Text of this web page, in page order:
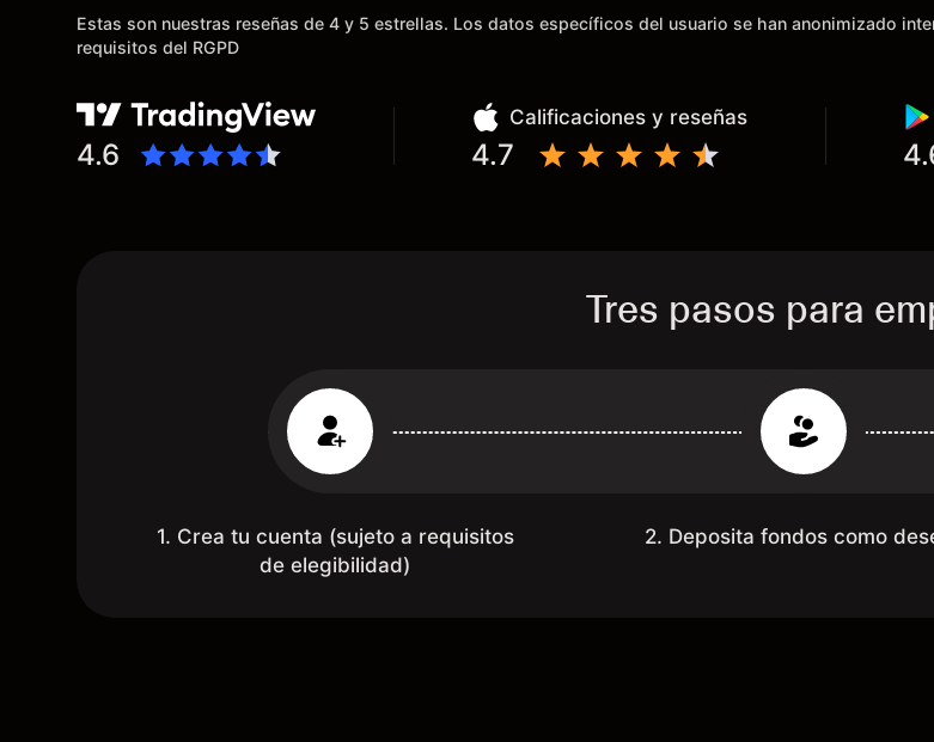
días o tienen mucha burocracia; y la
segunda razón, que te devuelve
mercado determinado, debido a los
spread y al volumen existente.
Mientras más activo seas, más dinero
Estas son nuestras reseñas de 4 y 5 estrellas. Los datos específicos del usuario se han anonimizado
requisitos del RGPD
4.6
Calificaciones y reseñas
4.7
Tres pasos para
1. Crea tu cuenta (sujeto a requisitos
de elegibilidad)
2. Deposita fondos como